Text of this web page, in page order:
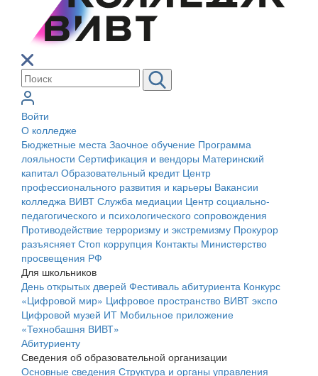
Войти
О колледже
Бюджетные места Заочное обучение Программа
лояльности Сертификация и вендоры Материнский
капитал Образовательный кредит Центр
профессионального развития и карьеры Вакансии
колледжа ВИВТ Служба медиации Центр социально-
педагогического и психологического сопровождения
Противодействие терроризму и экстремизму Прокурор
разъясняетСтоп коррупция Контакты Министерство
просвещения РФ
Для школьников
День открытых дверей Фестиваль абитуриента Конкурс
«Цифровой мир» Цифровое пространство ВИВТ экспо
Цифровой музей ИТ Мобильное приложение
«Технобашня ВИВТ»
Абитуриенту
Сведения об образовательной организации
Основные сведения Структура и органы управления